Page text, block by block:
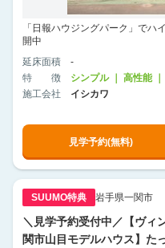
「日報ハウジングパーク」でハ
開中
延床面積
-
特徴
シンプル ｜ 高性能
施工会社
イシカワ
見学予約(無料)
SUUMO特典 岩手県一関市
＼見学予約受付中／【ヴィ
関市山目モデルハウス】た